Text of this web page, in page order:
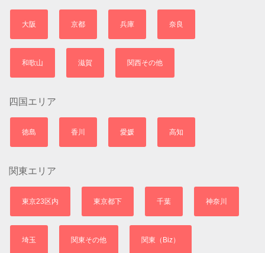
大阪 京都 兵庫 奈良
和歌山 滋賀 関西その他
四国エリア
徳島 香川 愛媛 高知
関東エリア
東京23区内 東京都下 千葉 神奈川
埼玉 関東その他 関東（Biz）